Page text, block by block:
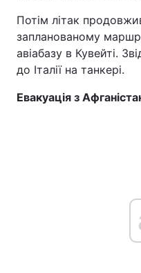
Потім літак
запланованому
авіабазу в Кувейті.
до Італії на танкері.
Евакуація з